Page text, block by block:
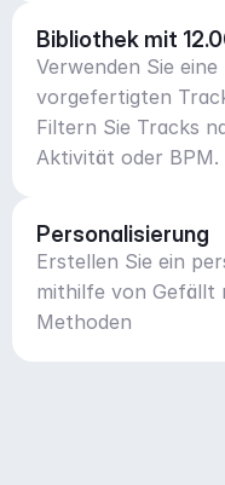
Bibliothek mit
Verwenden Sie
vorgefertigten
Filtern Sie Tracks
Aktivität oder BPM.
Personalisierung
Erstellen Sie ein
mithilfe von Gefällt
Methoden